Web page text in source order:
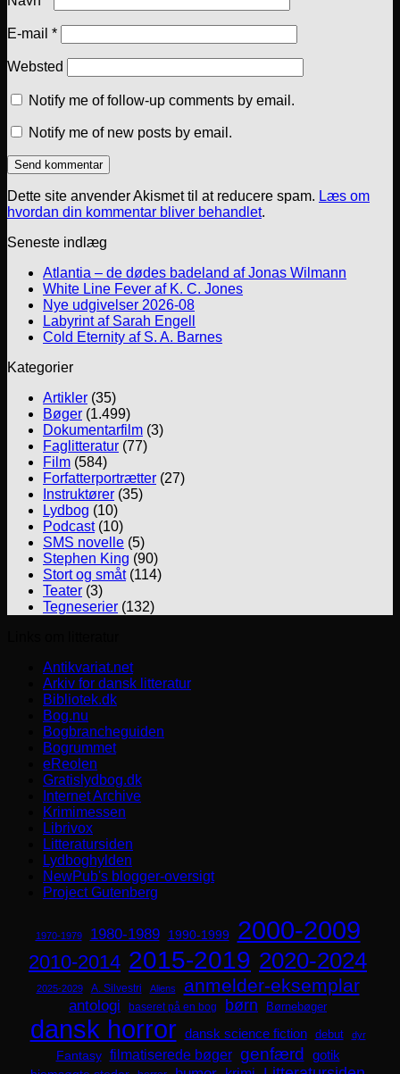
E-mail *
Websted
Notify me of follow-up comments by email.
Notify me of new posts by email.
Dette site anvender Akismet til at reducere spam. Læs om
hvordan din kommentar bliver behandlet.
Seneste indlæg
Atlantia – de dødes badeland af Jonas Wilmann
White Line Fever af K. C. Jones
Nye udgivelser 2026-08
Labyrint af Sarah Engell
Cold Eternity af S. A. Barnes
Kategorier
Artikler (35)
Bøger (1.499)
Dokumentarfilm (3)
Faglitteratur (77)
Film (584)
Forfatterportrætter (27)
Instruktører (35)
Lydbog (10)
Podcast(10)
SMS novelle (5)
Stephen King (90)
Stort og småt(114)
Teater (3)
Tegneserier (132)
Antikvariat.net
Arkiv for dansk litteratur
Bibliotek.dk
Bog.nu
Bogbrancheguiden
Bogrummet
eReolen
Gratislydbog.dk
Internet Archive
Krimimessen
Librivox
Litteratursiden
Lydboghylden
NewPub's blogger-oversigt
Project Gutenberg
1970-1979 1980-1989 1990-1999 2000-2009
2010-2014 2015-2019 2020-2024
2025-2029 A. Silvestri Aliens anmelder-eksemplar
antologi baseret på en bog børn Børnebøger
dansk horror dansk science fiction debut dyr
Fantasy filmatiserede bøger genfærd
gotik